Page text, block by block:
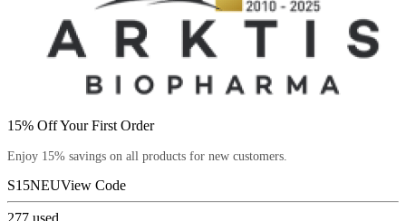
15% Off Your First Order
Enjoy 15% savings on all products for new customers.
S15NEUView Code
277 used